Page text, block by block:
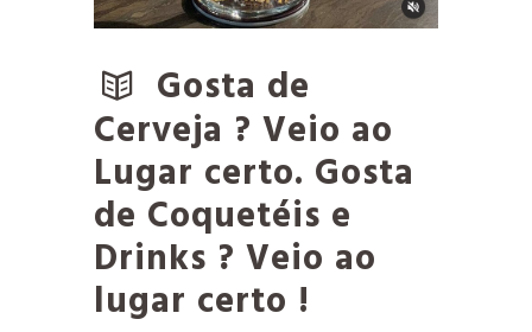
Gosta de
Cerveja ? Veio ao
Lugar certo. Gosta
de Coquetéis e
Drinks ? Veio ao
lugar certo !